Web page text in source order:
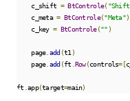
    c_shift
= BtControle(
    c_meta
= BtControle("Meta")
    c_key
= BtControle("" )
    page
. add(t1 )
    page
. add(ft Row(controls=[
ft app(target=main)